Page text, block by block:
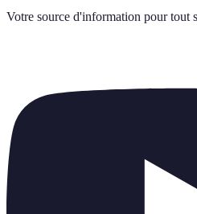
Votre source d'information pour tout